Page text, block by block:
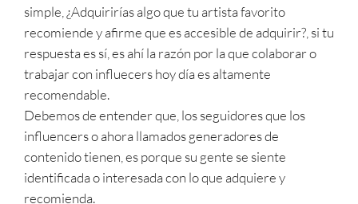
simple, ¿Adquirirías algo que tu artista favorito
recomiende y afirme que es accesible de adquirir?, si tu
respuesta es sí, es ahí la razón por la que colaborar o
trabajar con influecers hoy día es altamente
recomendable.
Debemos de entender que, los seguidores que los
influencers o ahora llamados generadores de
contenido tienen, es porque su gente se siente
identificada o interesada con lo que adquiere y
recomienda.